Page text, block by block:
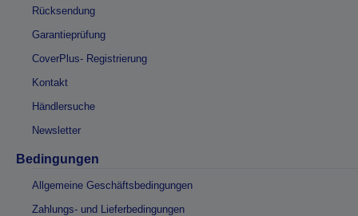
Rücksendung
Garantieprüfung
CoverPlus- Registrierung
Kontakt
Händlersuche
Newsletter
Bedingungen
Allgemeine Geschäftsbedingungen
Zahlungs- und Lieferbedingungen